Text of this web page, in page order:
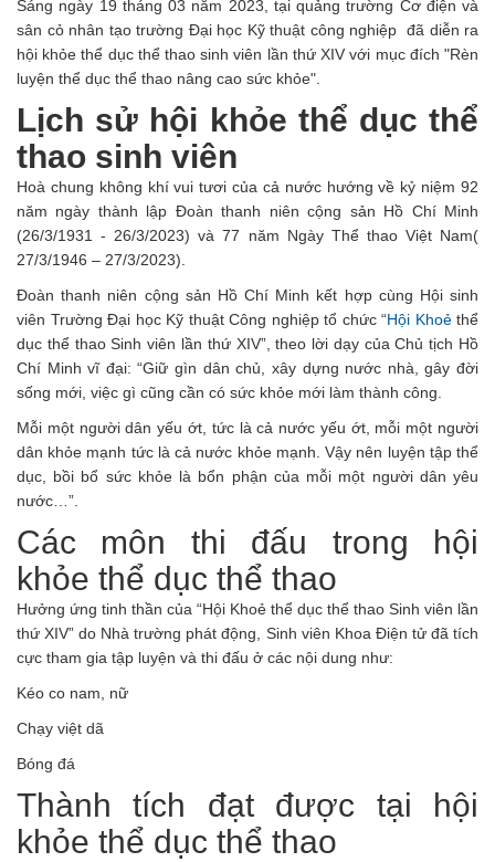
Sáng ngày 19 tháng 03 năm 2023, tại quảng trường Cơ điện và
sân cỏ nhân tạo trường Đại học Kỹ thuật công nghiệp đã diễn ra
hội khỏe thể dục thể thao sinh viên lần thứ XIV với mục đích "Rèn
luyện thể dục thể thao nâng cao sức khỏe".
Lịch sử hội khỏe thể dục thể
thao sinh viên
Hoà chung không khí vui tươi của cả nước hướng về kỷ niệm 92
năm ngày thành lập Đoàn thanh niên cộng sản Hồ Chí Minh
(26/3/1931 - 26/3/2023) và 77 năm Ngày Thể thao Việt Nam(
27/3/1946 – 27/3/2023).
Đoàn thanh niên cộng sản Hồ Chí Minh kết hợp cùng Hội sinh
viên Trường Đại học Kỹ thuật Công nghiệp tổ chức “Hội Khoẻthể
dục thể thao Sinh viên lần thứ XIV”, theo lời dạy của Chủ tịch Hồ
Chí Minh vĩ đại: “Giữ gìn dân chủ, xây dựng nước nhà, gây đời
sống mới, việc gì cũng cần có sức khỏe mới làm thành công.
Mỗi một người dân yếu ớt, tức là cả nước yếu ớt, mỗi một người
dân khỏe mạnh tức là cả nước khỏe mạnh. Vậy nên luyện tập thể
dục, bồi bổ sức khỏe là bổn phận của mỗi một người dân yêu
nước…”.
Các môn thi đấu trong hội
khỏe thể dục thể thao
Hưởng ứng tinh thần của “Hội Khoẻ thể dục thể thao Sinh viên lần
thứ XIV” do Nhà trường phát động, Sinh viên Khoa Điện tử đã tích
cực tham gia tập luyện và thi đấu ở các nội dung như:
Kéo co nam, nữ
Chạy việt dã
Bóng đá
Thành tích đạt được tại hội
khỏe thể dục thể thao